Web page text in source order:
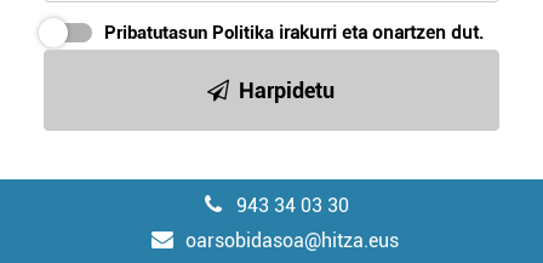
Pribatutasun Politika irakurri eta onartzen dut.
Harpidetu
943 34 03 30
oarsobidasoa@hitza.eus